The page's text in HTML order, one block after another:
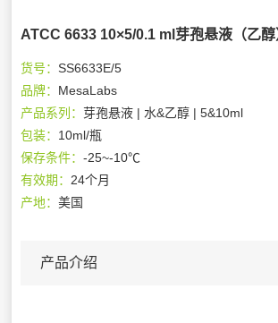
ATCC 6633 10×5/0.1 ml芽孢悬液（乙
货号：SS6633E/5
品牌： MesaLabs
产品系列：芽孢悬液 | 水&乙醇 | 5&10ml
包装： 10ml/瓶
保存条件：-25~-10℃
有效期：24个月
产地：美国
产品介绍